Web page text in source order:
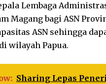
Lembaga
Magang bagi ASN
ASN sehingga
wilayah Papua.
Sharing Lepas